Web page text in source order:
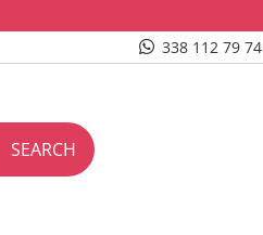
338 112 79 74
SEARCH